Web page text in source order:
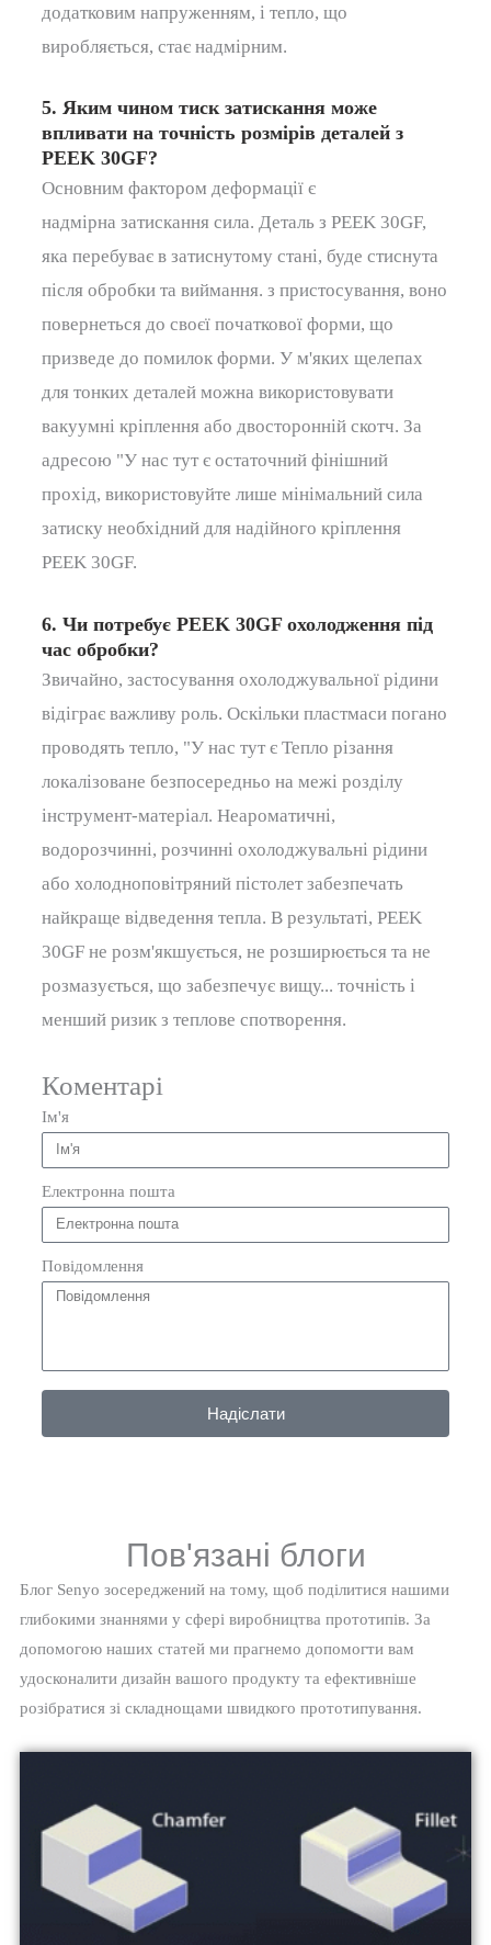
додатковим напруженням, і тепло, що
виробляється, стає надмірним.
5. Яким чином тиск затискання може
впливати на точність розмірів деталей з
PEEK 30GF?
Основним фактором деформації є
надмірна затисканнясила. Деталь з PEEK 30GF,
яка перебуває в затиснутому стані, буде стиснута
після обробки та виймання. зпристосування, воно
повернеться до своєї початкової форми, що
призведе до помилок форми. У м'яких щелепах
для тонких деталей можна використовувати
вакуумні кріплення або двосторонній скотч. За
адресою "У нас тут єостаточний фінішний
прохід, використовуйте лише мінімальний сила
затискунеобхідний для надійного кріплення
PEEK 30GF.
6. Чи потребує PEEK 30GF охолодження під
час обробки?
Звичайно, застосування охолоджувальної рідини
відіграє важливу роль. Оскільки пластмаси погано
проводять тепло, "У нас тут єТепло різання
локалізоване безпосередньо на межі розділу
інструмент-матеріал. Неароматичні,
водорозчинні, розчинні охолоджувальні рідини
або холодноповітряний пістолет забезпечать
найкраще відведення тепла. В результаті, PEEK
30GF не розм'якшується, не розширюється та не
розмазується, що забезпечує вищу... точністьі
менший ризик зтеплове спотворення.
Коментарі
Ім'я
Електронна пошта
Повідомлення
Надіслати
Пов'язані блоги
Блог Senyo зосереджений на тому, щоб поділитися нашими
глибокими знаннями у сфері виробництва прототипів. За
допомогою наших статей ми прагнемо допомогти вам
удосконалити дизайн вашого продукту та ефективніше
розібратися зі складнощами швидкого прототипування.